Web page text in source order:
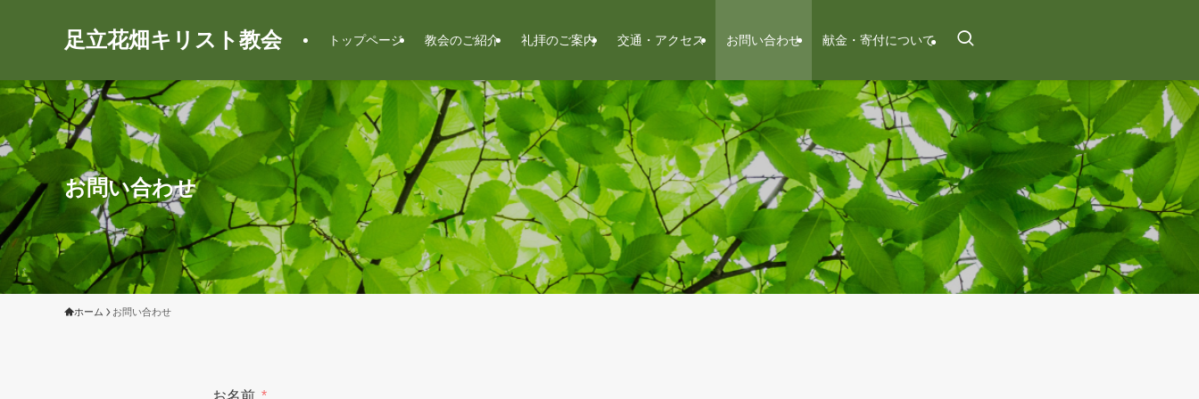
足立花畑キリスト教会 トップページ 教会のご紹介 礼拝のご案内 交通・アクセス お問い合わせ 献金・寄付について
お問い合わせ
ホーム お問い合わせ
お名前